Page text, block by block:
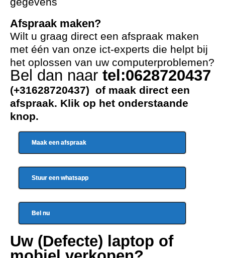
Afspraak maken?
Wilt u graag direct een afspraak maken
met één van onze ict-experts die helpt bij
het oplossen van uw computerproblemen?
Bel dan naar tel:0628720437
(+31628720437) of maak direct een
afspraak. Klik op het onderstaande
knop.
Maak een afspraak
Stuur een whatsapp
Bel nu
Uw (Defecte) laptop of